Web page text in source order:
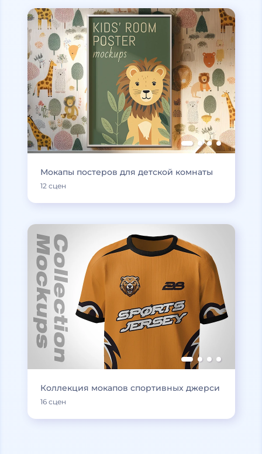
Мокапы постеров для детской комнаты
12 сцен
Коллекция мокапов спортивных джерси
16 сцен